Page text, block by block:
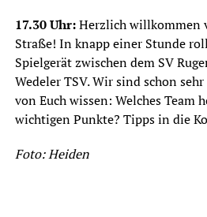
17.30 Uhr:Herzlich willkommen
Straße! In knapp einer Stunde
Spielgerät zwischen dem SV
Wedeler TSV. Wir sind schon
von Euch wissen: Welches Team
wichtigen Punkte? Tipps in die
Foto: Heiden